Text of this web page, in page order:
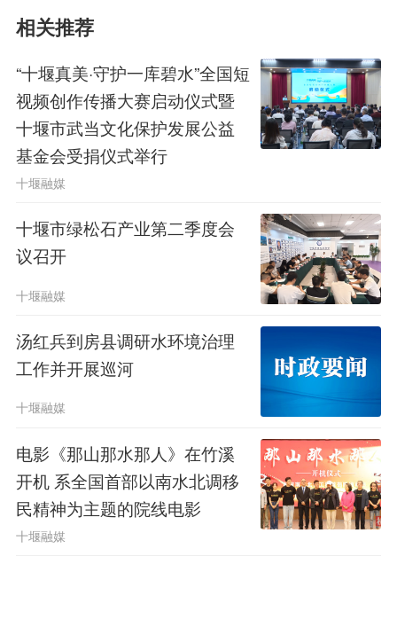
相关推荐
“十堰真美·守护一库碧水”全国短
视频创作传播大赛启动仪式暨
十堰市武当文化保护发展公益
基金会受捐仪式举行
十堰融媒
十堰市绿松石产业第二季度会
议召开
十堰融媒
汤红兵到房县调研水环境治理
工作并开展巡河
十堰融媒
电影《那山那水那人》在竹溪
开机 系全国首部以南水北调移
民精神为主题的院线电影
十堰融媒